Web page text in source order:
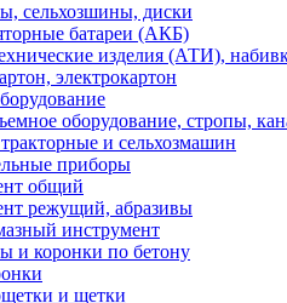
сельхозшины, диски
батареи (АКБ)
изделия (АТИ),
электрокартон
оборудование, стропы,
и сельхозмашин
приборы
общий
режущий, абразивы
инструмент
и коронки по бетону
и щетки